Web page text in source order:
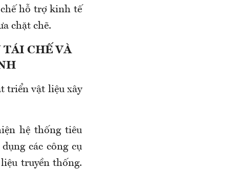
hỗ trợ kinh tế
chặt chẽ.
CHẾ VÀ
triển vật liệu xây
hệ thống tiêu
các công cụ
truyền thống.